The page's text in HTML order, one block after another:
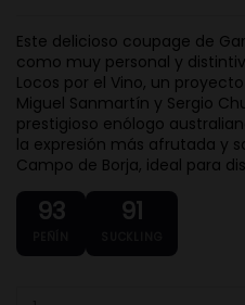
Este delicioso coupage de
como muy personal y
Locos por el Vino, un
Miguel Sanmartín y Sergio
prestigioso enólogo
la expresión más afrutada y
Campo de Borja, ideal para
93 91